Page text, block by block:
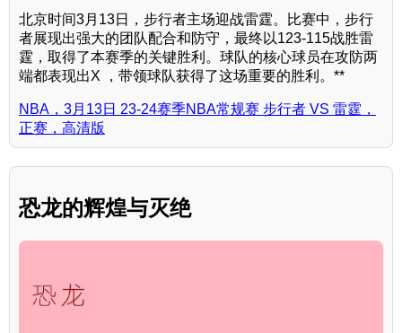
北京时间3月13日，步行者主场迎战雷霆。比赛中，步行
者展现出强大的团队配合和防守，最终以123-115战胜雷
霆，取得了本赛季的关键胜利。球队的核心球员在攻防两
端都表现出X ，带领球队获得了这场重要的胜利。**
NBA，3月13日 23-24赛季NBA常规赛 步行者 VS 雷霆，
正赛，高清版
恐龙的辉煌与灭绝